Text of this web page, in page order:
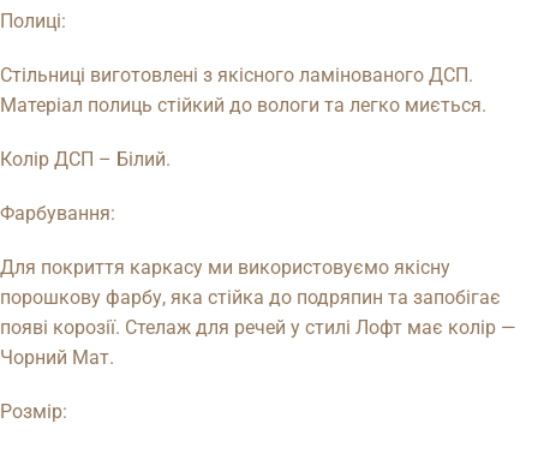
Полиці:
Стільниці виготовлені з якісного ламінованого ДСП.
Матеріал полиць стійкий до вологи та легко миється.
Колір ДСП – Білий.
Фарбування:
Для покриття каркасу ми використовуємо якісну
порошкову фарбу, яка стійка до подряпин та запобігає
появі корозії. Стелаж для речей у стилі Лофт має колір —
Чорний Мат.
Розмір: